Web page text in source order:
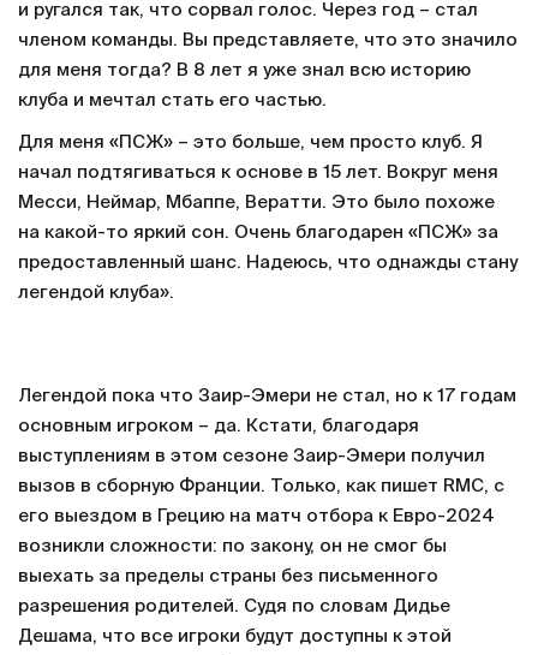
и ругался так, что сорвал голос. Через год – стал
членом команды. Вы представляете, что это значило
для меня тогда? В 8 лет я уже знал всю историю
клуба и мечтал стать его частью.
Для меня «ПСЖ» – это больше, чем просто клуб. Я
начал подтягиваться к основе в 15 лет. Вокруг меня
Месси, Неймар, Мбаппе, Вератти. Это было похоже
на какой-то яркий сон. Очень благодарен «ПСЖ» за
предоставленный шанс. Надеюсь, что однажды стану
легендой клуба».
Легендой пока что Заир-Эмери не стал, но к 17 годам
основным игроком – да. Кстати, благодаря
выступлениям в этом сезоне Заир-Эмери получил
вызов в сборную Франции. Только, как пишет RMC, с
его выездом в Грецию на матч отбора к Евро-2024
возникли сложности: по закону, он не смог бы
выехать за пределы страны без письменного
разрешения родителей. Судя по словам Дидье
Дешама, что все игроки будут доступны к этой